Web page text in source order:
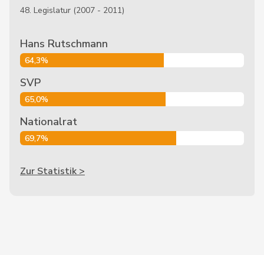
48. Legislatur (2007 - 2011)
Hans Rutschmann
64,3%
SVP
65,0%
Nationalrat
69,7%
Zur Statistik >